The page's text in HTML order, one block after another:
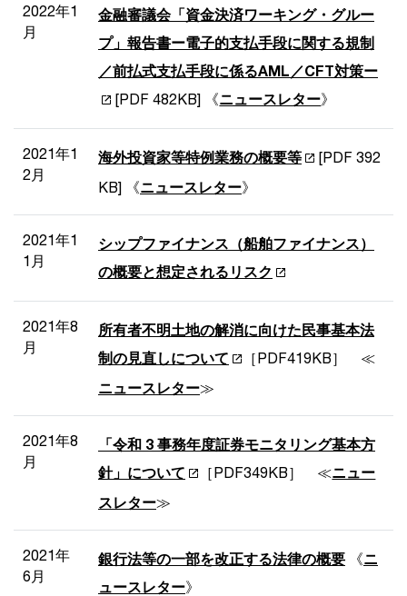
2022年1
月
金融審議会「資金決済ワーキング・グルー
プ」報告書ー電子的支払手段に関する規制
／前払式支払手段に係るAML／CFT対策ー
[PDF 482KB] 《 ニュースレター》
2021年1
2月
海外投資家等特例業務の概要等
[PDF 392
KB] 《 ニュースレター》
2021年1
1月
シップファイナンス（船舶ファイナンス）
の概要と想定されるリスク
2021年8
月
所有者不明土地の解消に向けた民事基本法
制の見直しについて
［PDF419KB］ ≪
ニュースレター≫
2021年8
月
「令和 3 事務年度証券モニタリング基本方
針」について
［PDF349KB］ ≪ニュー
スレター≫
2021年
6月
銀行法等の一部を改正する法律の概要 《 ニ
ュースレター》